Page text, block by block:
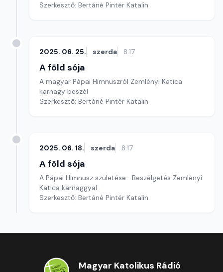
Szerkesztő: Bertáné Pintér Katalin
2025. 06. 25. szerda 8:17
A föld sója
A magyar Pápai Himnuszról Zemlényi Katica
karnagy beszél
Szerkesztő: Bertáné Pintér Katalin
2025. 06. 18. szerda 8:17
A föld sója
A Pápai Himnusz születése- Beszélgetés Zemlényi
Katica karnaggyal
Szerkesztő: Bertáné Pintér Katalin
Magyar Katolikus Rádió